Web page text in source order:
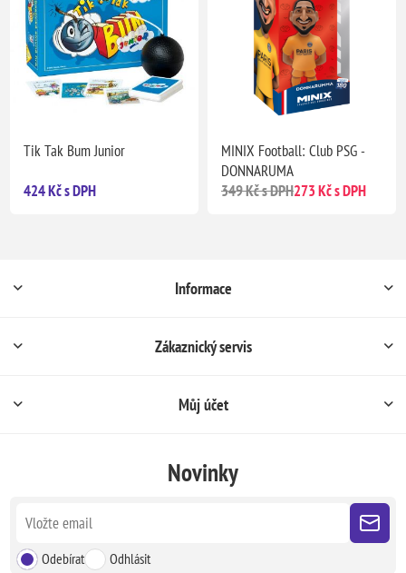
Tik Tak Bum Junior
424 Kč s DPH
MINIX Football: Club PSG -
DONNARUMA
349 Kč s DPH273 Kč s DPH
Informace
Zákaznický servis
Můj účet
Novinky
Odebírat Odhlásit